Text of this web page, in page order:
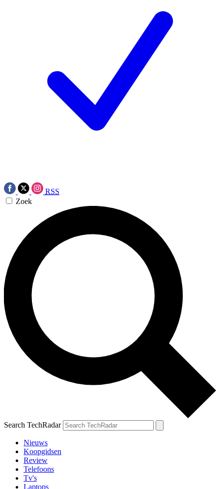
RSS
Zoek
Search TechRadar
Nieuws
Koopgidsen
Review
Telefoons
Tv's
Laptops